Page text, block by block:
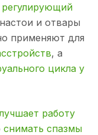
регулирующий
и отвары
применяют для
, а
цикла у
работу
снимать спазмы